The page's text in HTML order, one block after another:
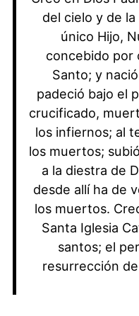
del cielo y de
único Hijo,
concebido por
Santo; y
padeció bajo el
crucificado,
los infiernos; al
los muertos;
a la diestra de
desde allí ha de
los muertos.
Santa Iglesia
santos; el
resurrección